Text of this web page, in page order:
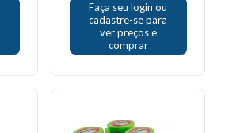
Faça seu login ou
cadastre-se para
ver preços e
comprar